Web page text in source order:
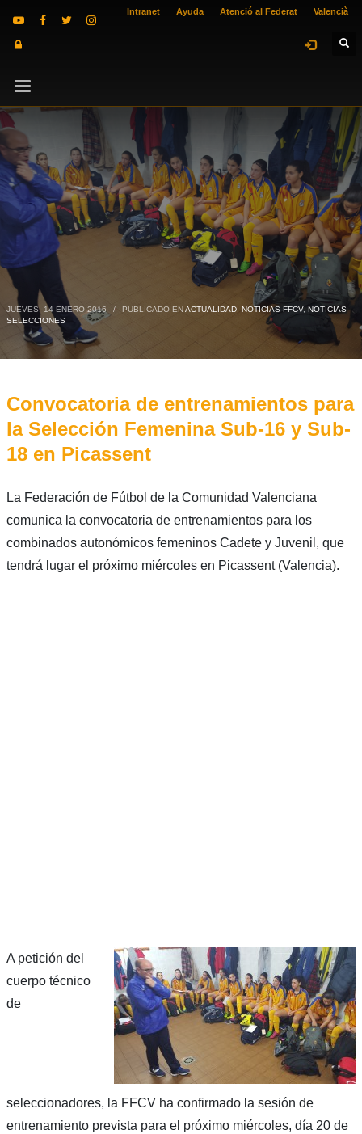
Intranet Ayuda Atenció al Federat Valencià
JUEVES, 14 ENERO 2016 / PUBLICADO ENACTUALIDAD, NOTICIAS FFCV, NOTICIAS
SELECCIONES
Convocatoria de entrenamientos para
la Selección Femenina Sub-16 y Sub-
18 en Picassent
La Federación de Fútbol de la Comunidad Valenciana
comunica la convocatoria de entrenamientos para los
combinados autonómicos femeninos Cadete y Juvenil, que
tendrá lugar el próximo miércoles en Picassent (Valencia).
A petición del
cuerpo técnico
de
seleccionadores, la FFCV ha confirmado la sesión de
entrenamiento prevista para el próximo miércoles, día 20 de